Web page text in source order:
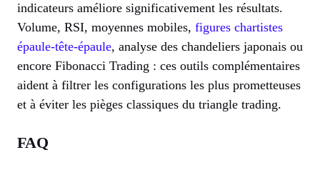
indicateurs améliore significativement les résultats.
Volume, RSI, moyennes mobiles, figures chartistes
épaule-tête-épaule, analyse des chandeliers japonais ou
encore Fibonacci Trading : ces outils complémentaires
aident à filtrer les configurations les plus prometteuses
et à éviter les pièges classiques du triangle trading.
FAQ